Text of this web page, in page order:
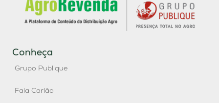
Conheça
Grupo Publique
Fala Carlão